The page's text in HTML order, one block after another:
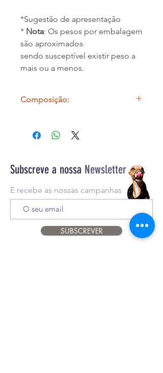
*Sugestão de apresentação
* Nota: Os pesos por embalagem
são aproximados
sendo susceptível existir peso a
mais ou a menos.
Composição:
Subscreve a nossa Newsletter
E recebe as nossas campanhas
SUBSCREVER